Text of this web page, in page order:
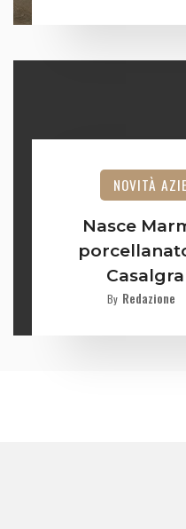
NOVITÀ
Nasce
By Redazione